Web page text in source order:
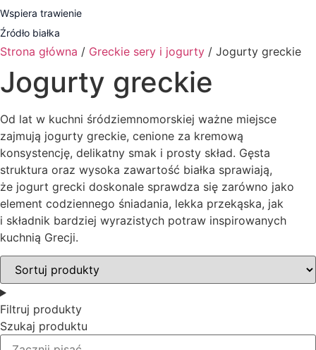
Wspiera trawienie
Źródło białka
Strona główna / Greckie sery i jogurty / Jogurty greckie
Jogurty greckie
Od lat w kuchni śródziemnomorskiej ważne miejsce
zajmują jogurty greckie, cenione za kremową
konsystencję, delikatny smak i prosty skład. Gęsta
struktura oraz wysoka zawartość białka sprawiają,
że jogurt grecki doskonale sprawdza się zarówno jako
element codziennego śniadania, lekka przekąska, jak
i składnik bardziej wyrazistych potraw inspirowanych
kuchnią Grecji.
Filtruj produkty
Szukaj produktu